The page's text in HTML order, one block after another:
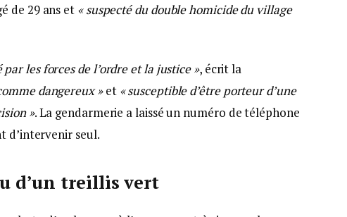
de 29 ans et « suspecté du double homicide du village
les forces de l’ordre et la justice », écrit la
dangereux »et « susceptible d’être porteur d’une
». La gendarmerie a laissé un numéro de téléphone
d’intervenir seul.
d’un treillis vert